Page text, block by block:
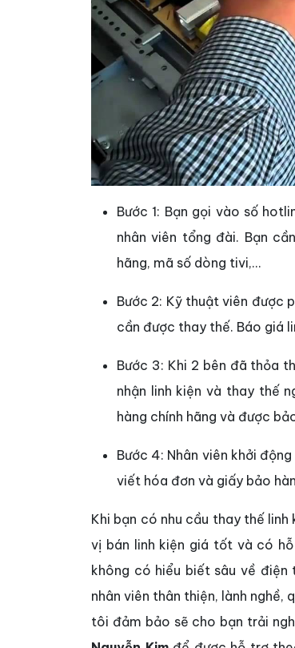
Bước 1: Bạn gọi vào số
nhân viên tổng đài. Bạn
hãng, mã số dòng tivi,...
Bước 2: Kỹ thuật viên được
cần được thay thế. Báo giá
Bước 3: Khi 2 bên đã thỏa
nhận linh kiện và thay thế
hàng chính hãng và được
Bước 4: Nhân viên khởi
viết hóa đơn và giấy bảo
Khi bạn có nhu cầu thay thế
vị bán linh kiện giá tốt và có
không có hiểu biết sâu về
nhân viên thân thiện, lành nghề,
tôi đảm bảo sẽ cho bạn trải